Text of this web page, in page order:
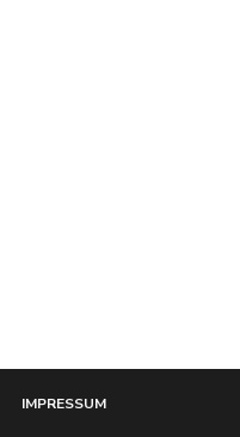
IMPRESSUM